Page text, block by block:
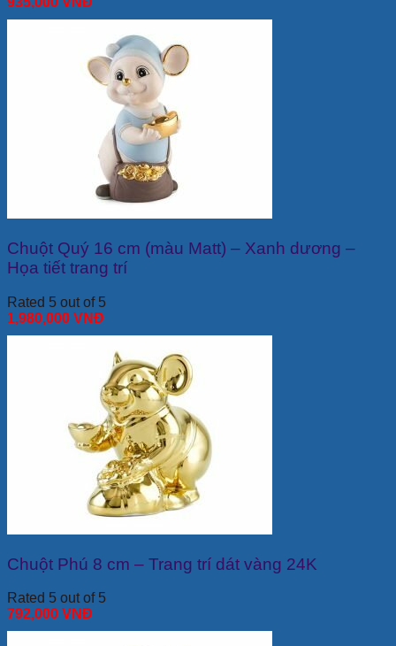
Chuột Quý 16 cm (màu Matt) – Xanh dương –
Họa tiết trang trí
Rated 5 out of 5
1,980,000 VNĐ
Chuột Phú 8 cm – Trang trí dát vàng 24K
Rated 5 out of 5
792,000 VNĐ